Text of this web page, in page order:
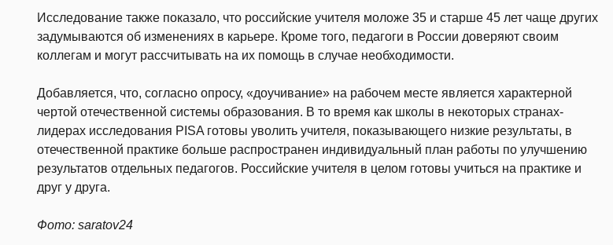
Исследование также показало, что российские учителя моложе 35 и старше 45 лет чаще других
задумываются об изменениях в карьере. Кроме того, педагоги в России доверяют своим
коллегам и могут рассчитывать на их помощь в случае необходимости.
Добавляется, что, согласно опросу, «доучивание» на рабочем месте является характерной
чертой отечественной системы образования. В то время как школы в некоторых странах-
лидерах исследования PISA готовы уволить учителя, показывающего низкие результаты, в
отечественной практике больше распространен индивидуальный план работы по улучшению
результатов отдельных педагогов. Российские учителя в целом готовы учиться на практике и
друг у друга.
Фото: saratov24